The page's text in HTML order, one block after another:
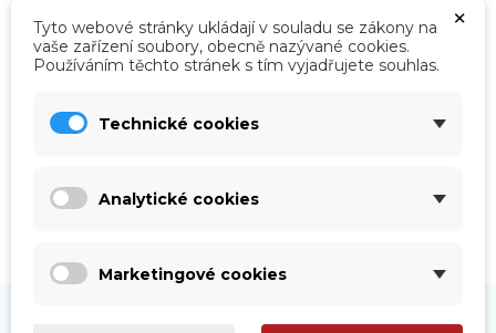
Roboty
×
Tyto webové stránky ukládají v souladu se zákony na
vaše zařízení soubory, obecně nazývané cookies.
Používáním těchto stránek s tím vyjadřujete souhlas.
Technické cookies
Analytické cookies
Marketingové cookies